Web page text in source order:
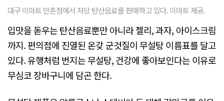
대구 이마트 만촌점에서 저당 탄산음료를 판매하고 있다. 이마트 제공.
입맛을 돋우는 탄산음료뿐만 아니라 젤리, 과자, 아이스크림
까지. 편의점에 진열된 온갖 군것질이 무설탕 이름표를 달고
있다. 유행처럼 번지는 무설탕, 건강에 좋아보인다는 이유로
무심코 장바구니에 담곤 한다.